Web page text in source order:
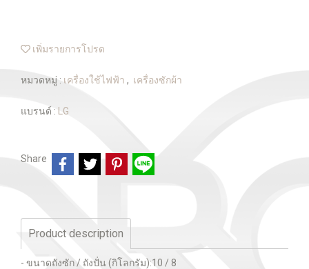
เพิ่มรายการโปรด
หมวดหมู่ : เครื่องใช้ไฟฟ้า , เครื่องซักผ้า
แบรนด์ : LG
Share
Product description
- ขนาดถังซัก / ถังปั่น (กิโลกรัม):10 / 8